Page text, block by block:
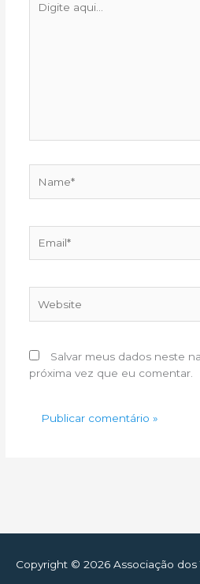
aqui...
Salvar meus dados neste
próxima vez que eu comentar.
Copyright © 2026 Associação dos